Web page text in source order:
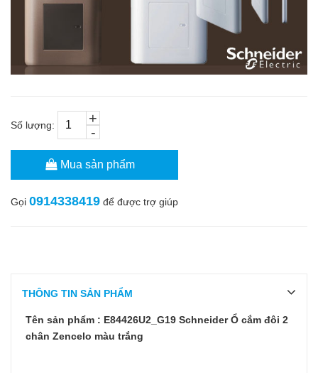
Số lượng: -
+
Mua sản phẩm
Gọi 0914338419 để được trợ giúp
THÔNG TIN SẢN PHẨM
Tên sản phẩm : E84426U2_G19 Schneider Ổ cắm đôi 2
chân Zencelo màu trắng